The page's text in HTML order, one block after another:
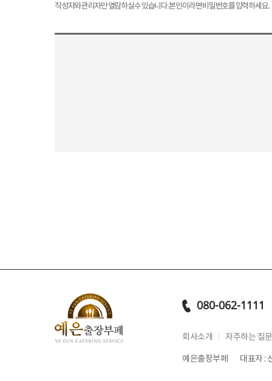
작성자와 관리자만 열람하실 수 있습니다. 본인이라면 비밀번호를 입력하세요.
080-062-1111
회사소개 자주하는 질문
예은출장부페 대표자 :